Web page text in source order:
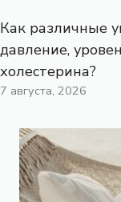
Как различные
давление,
холестерина?
7 августа, 2026